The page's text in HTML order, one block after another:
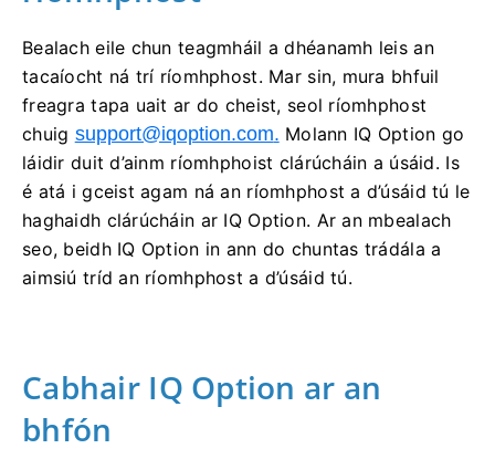
Bealach eile chun teagmháil a dhéanamh leis an
tacaíocht ná trí ríomhphost. Mar sin, mura bhfuil
freagra tapa uait ar do cheist, seol ríomhphost
chuig support@iqoption.com. Molann IQ Option go
láidir duit d’ainm ríomhphoist clárúcháin a úsáid. Is
é atá i gceist agam ná an ríomhphost a d’úsáid tú le
haghaidh clárúcháin ar IQ Option. Ar an mbealach
seo, beidh IQ Option in ann do chuntas trádála a
aimsiú tríd an ríomhphost a d’úsáid tú.
Cabhair IQ Option ar an
bhfón